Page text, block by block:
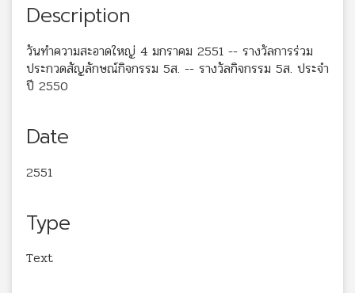
Description
วันทำความสะอาดใหญ่ 4 มกราคม 2551 -- รางวัลการร่วม
ประกวดสัญลักษณ์กิจกรรม 5ส. -- รางวัลกิจกรรม 5ส. ประจำ
ปี 2550
Date
2551
Type
Text